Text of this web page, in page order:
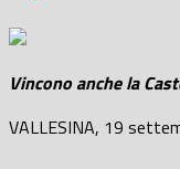
Vincono anche la
VALLESINA, 19